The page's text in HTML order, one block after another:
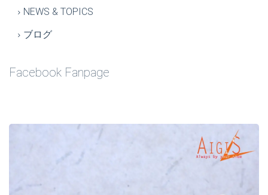
NEWS & TOPICS
ブログ
Facebook Fanpage